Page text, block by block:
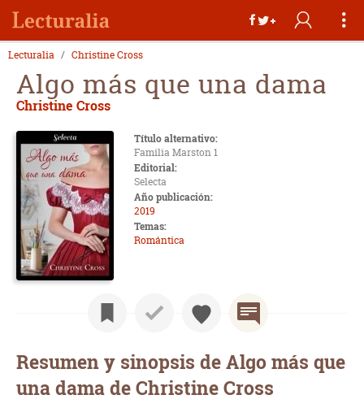
Lecturalia Christine Cross
Algo más que una dama
Christine Cross
Título alternativo:
Familia Marston 1
Editorial:
Selecta
Año publicación:
2019
Temas:
Romántica
Resumen y sinopsis de Algo más que
una dama de Christine Cross